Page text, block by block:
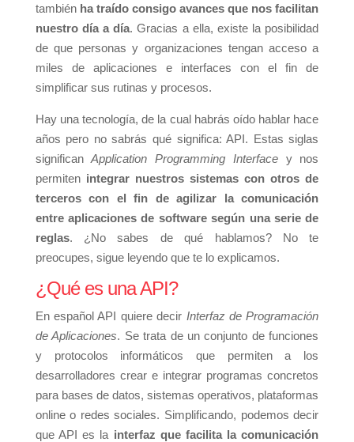
también ha traído consigo avances que nos facilitan
nuestro día a día. Gracias a ella, existe la posibilidad
de que personas y organizaciones tengan acceso a
miles de aplicaciones e interfaces con el fin de
simplificar sus rutinas y procesos.
Hay una tecnología, de la cual habrás oído hablar hace
años pero no sabrás qué significa: API. Estas siglas
significanApplication Programming Interface y nos
permiten integrar nuestros sistemas con otros de
terceros con el fin de agilizar la comunicación
entre aplicaciones de software según una serie de
reglas. ¿No sabes de qué hablamos? No te
preocupes, sigue leyendo que te lo explicamos.
¿Qué es una API?
En español API quiere decir Interfaz de Programación
de Aplicaciones. Se trata de un conjunto de funciones
y protocolos informáticos que permiten a los
desarrolladores crear e integrar programas concretos
para bases de datos, sistemas operativos, plataformas
online o redes sociales. Simplificando, podemos decir
que API es la interfaz que facilita la comunicación